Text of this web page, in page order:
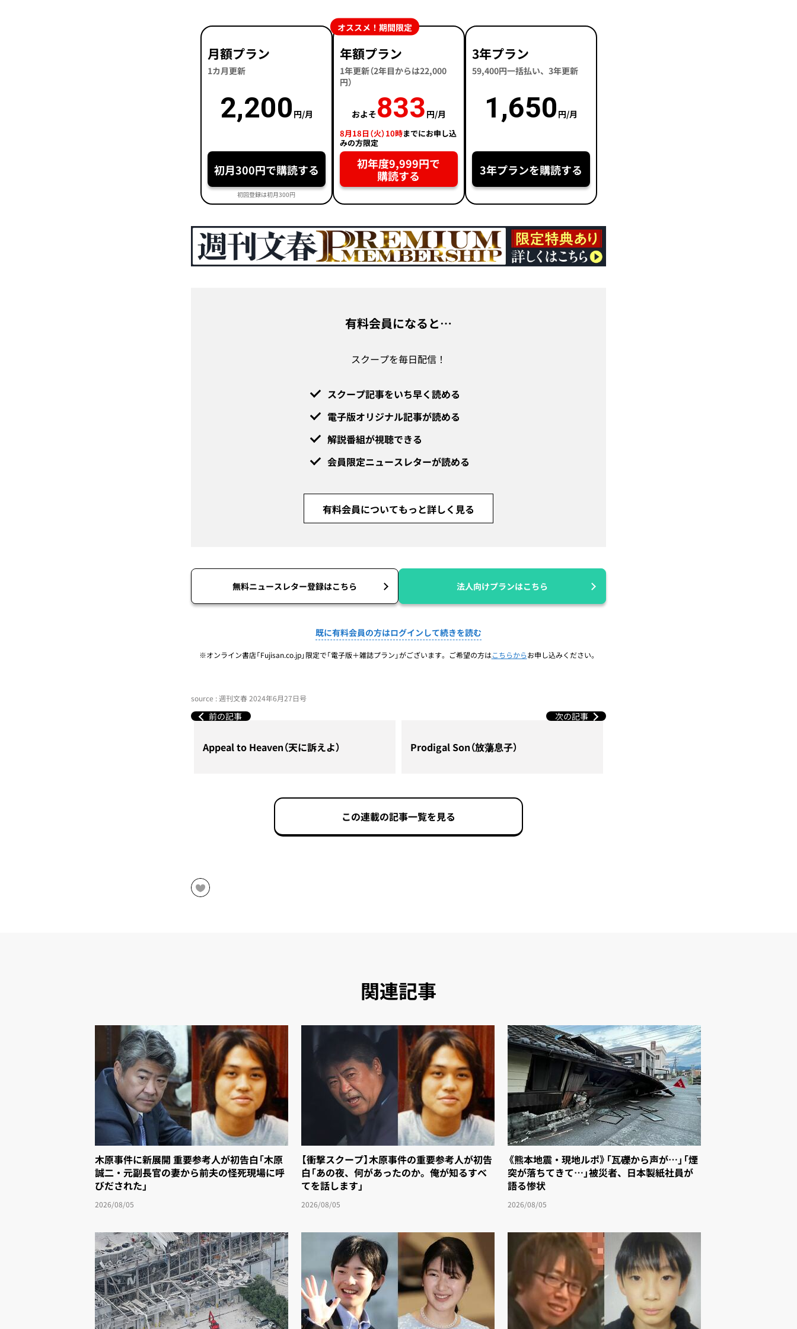
月額プラン
1カ月更新
2,200 円/月
初月300円で購読する
初回登録は初月300円
年額プラン
1年更新（2年目からは22,000
円）
およそ833 円/月
8月18日（火）10時までにお申し込
みの方限定
初年度9,999円で
購読する
オススメ！期間限定
3年プラン
59,400円一括払い、3年更新
1,650 円/月
3年プランを購読する
有料会員になると…
スクープを毎日配信！
スクープ記事をいち早く読める
電子版オリジナル記事が読める
解説番組が視聴できる
会員限定ニュースレターが読める
有料会員についてもっと詳しく見る
無料ニュースレター登録はこちら 法人向けプランはこちら
既に有料会員の方はログインして続きを読む
※オンライン書店「Fujisan.co.jp」限定で「電子版＋雑誌プラン」がございます。ご希望の方はこちらからお申し込みください。
source : 週刊文春 2024年6月27日号
前の記事
Appeal to Heaven（天に訴えよ）
次の記事
Prodigal Son（放蕩息子）
この連載の記事一覧を見る
関連記事
木原事件に新展開 重要参考人が初告白「木原
誠二・元副長官の妻から前夫の怪死現場に呼
びだされた」
2026/08/05
【衝撃スクープ】木原事件の重要参考人が初告
白「あの夜、何があったのか。俺が知るすべ
てを話します」
2026/08/05
《熊本地震・現地ルポ》「瓦礫から声が…」「煙
突が落ちてきて…」被災者、日本製紙社員が
語る惨状
2026/08/05